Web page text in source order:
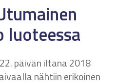
luoteessa
päivän iltana 2018
nähtiin erikoinen